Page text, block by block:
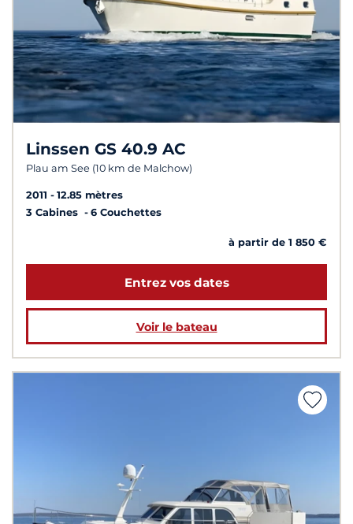
Linssen GS 40.9 AC
Plau am See (10 km de Malchow)
2011
12.85 mètres
3 Cabines
6 Couchettes
à partir de 1 850 €
Entrez vos dates
Voir le bateau